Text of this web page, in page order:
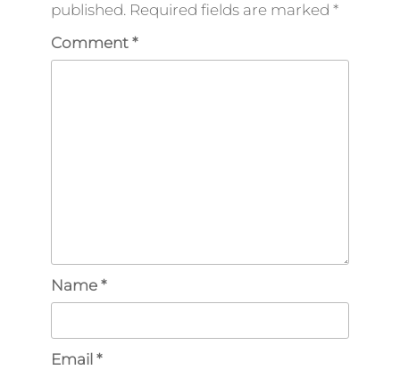
published. Required fields are marked *
Comment *
Name *
Email *